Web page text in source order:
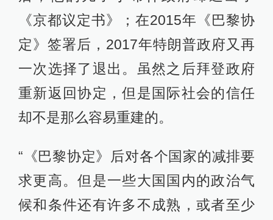
《京都议定书》；在2015年《巴黎协
定》签署后，2017年特朗普政府又再
一次选择了退出。虽然之后拜登政府
重新返回协定，但是国际社会的信任
却不是那么容易重建的。
“《巴黎协定》后对各个国家的减排要
求更高。但是一些大国国内的政治气
候和条件还有许多不成熟，或者至少